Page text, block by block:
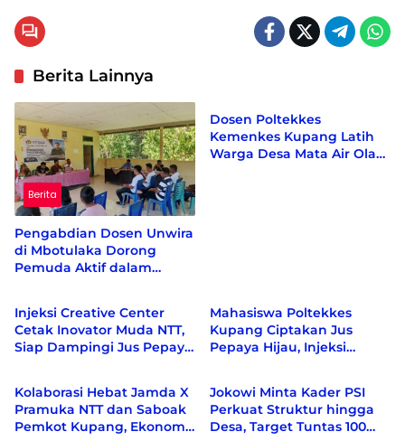
Berita Lainnya
Berita
Pengabdian Dosen Unwira
di Mbotulaka Dorong
Pemuda Aktif dalam
Dosen Poltekkes
Kemenkes Kupang Latih
Warga Desa Mata Air Olah
Berita
Injeksi Creative Center
Cetak Inovator Muda NTT,
Siap Dampingi Jus Pepaya
Mahasiswa Poltekkes
Kupang Ciptakan Jus
Pepaya Hijau, Injeksi
Berita
Kolaborasi Hebat Jamda X
Pramuka NTT dan Saboak
Pemkot Kupang, Ekonomi
Berita
Jokowi Minta Kader PSI
Perkuat Struktur hingga
Desa, Target Tuntas 100